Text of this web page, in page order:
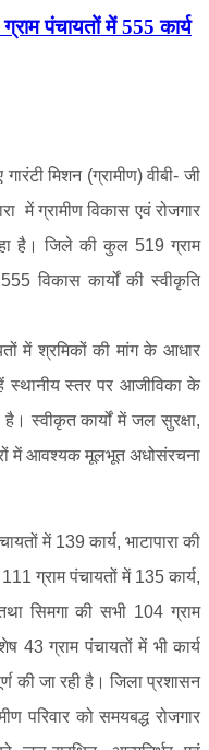
पंचायतों में 555 कार्य
मिशन (ग्रामीण) वीबी- जी
में ग्रामीण विकास एवं रोजगार
है। जिले की कुल 519 ग्राम
विकास कार्यों की स्वीकृति
में श्रमिकों की मांग के आधार
स्थानीय स्तर पर आजीविका के
स्वीकृत कार्यों में जल सुरक्षा,
में आवश्यक मूलभूत अधोसंरचना
में 139 कार्य, भाटापारा की
ग्राम पंचायतों में 135 कार्य,
सिमगा की सभी 104 ग्राम
43 ग्राम पंचायतों में भी कार्य
की जा रही है। जिला प्रशासन
परिवार को समयबद्ध रोजगार